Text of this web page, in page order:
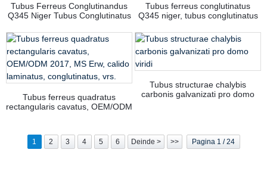
Tubus Ferreus Conglutinandus
Q345 Niger Tubus Conglutinatus
Metallicae Tubi Ferrei
Conglutinati ad Personam Gi
Galvanizatus ERW Chalybs
Carbonicus
Tubus ferreus conglutinatus
Q345 niger, tubus conglutinatus
aedificatoriae, tubi ferrei
conglutinati ad personam aptati,
chalybs carbonicus GI
Tubus ferreus quadratus
rectangularis cavatus, OEM/ODM
Tubus structurae chalybis
carbonis galvanizati pro domo
1 2 3 4 5 6 Deinde > >> Pagina 1 / 24